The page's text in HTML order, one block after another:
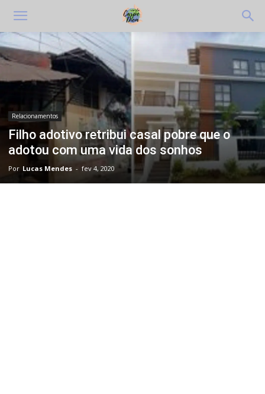
Relacionamentos
Filho adotivo retribui casal pobre que o
adotou com uma vida dos sonhos
Por Lucas Mendes - fev 4, 2020